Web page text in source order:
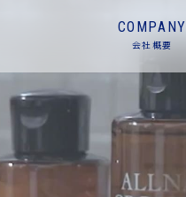
COMPANY
会社概要